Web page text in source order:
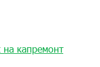
капремонт